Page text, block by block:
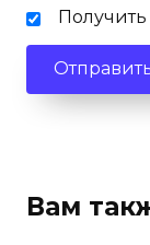
Получить
Вам